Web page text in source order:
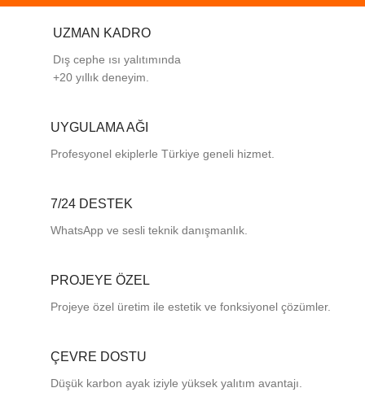
UZMAN KADRO
Dış cephe ısı yalıtımında
+20 yıllık deneyim.
UYGULAMA AĞI
Profesyonel ekiplerle Türkiye geneli hizmet.
7/24 DESTEK
WhatsApp ve sesli teknik danışmanlık.
PROJEYE ÖZEL
Projeye özel üretim ile estetik ve fonksiyonel çözümler.
ÇEVRE DOSTU
Düşük karbon ayak iziyle yüksek yalıtım avantajı.